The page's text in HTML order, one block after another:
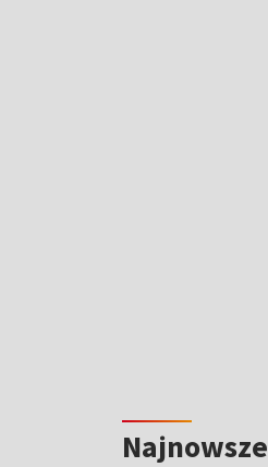
Najnowsze